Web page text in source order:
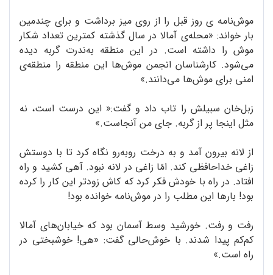
موش‌نامه ی روز قبل را از روی میز برداشت و برای چندمین
بار خواند: «محله‌ی آمالا در سال گذشته کمترین تعداد شکار
موش را داشته است. در این منطقه به‌ندرت گربه دیده
می‌شود. کارشناسان انجمن موش‌ها این منطقه را منطقه‌ی
امنی برای موش‌ها می‌دانند.»
زبل‌‌خان سبیلش را تاب داد و گفت:« این درست است، نه
مثل اینجا پر از گربه. جای من آنجاست.»
از لانه بیرون آمد و به درخت روبه‌رو نگاه کرد تا با دوستش
زاغی خداحافظی کند. امّا زاغی در لانه نبود. آهی کشید و راه
افتاد. در راه با خودش فکر کرد که کاش زودتر این کار را کرده
بود! بارها این مطلب را در موش‌نامه خوانده بود!
رفت و رفت. خورشید وسط آسمان بود که خیابان‌های آمالا
کم‌کم پیدا شدند. با خوش‌حالی گفت: «هی! خوشبختی در
راه است.»